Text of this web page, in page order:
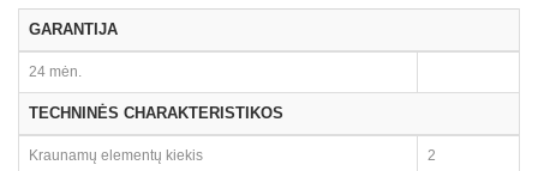
GARANTIJA
24 mėn.
TECHNINĖS CHARAKTERISTIKOS
Kraunamų elementų kiekis 2